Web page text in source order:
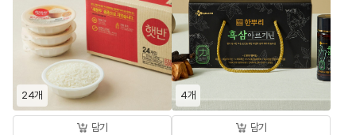
24개
담기
4개
담기